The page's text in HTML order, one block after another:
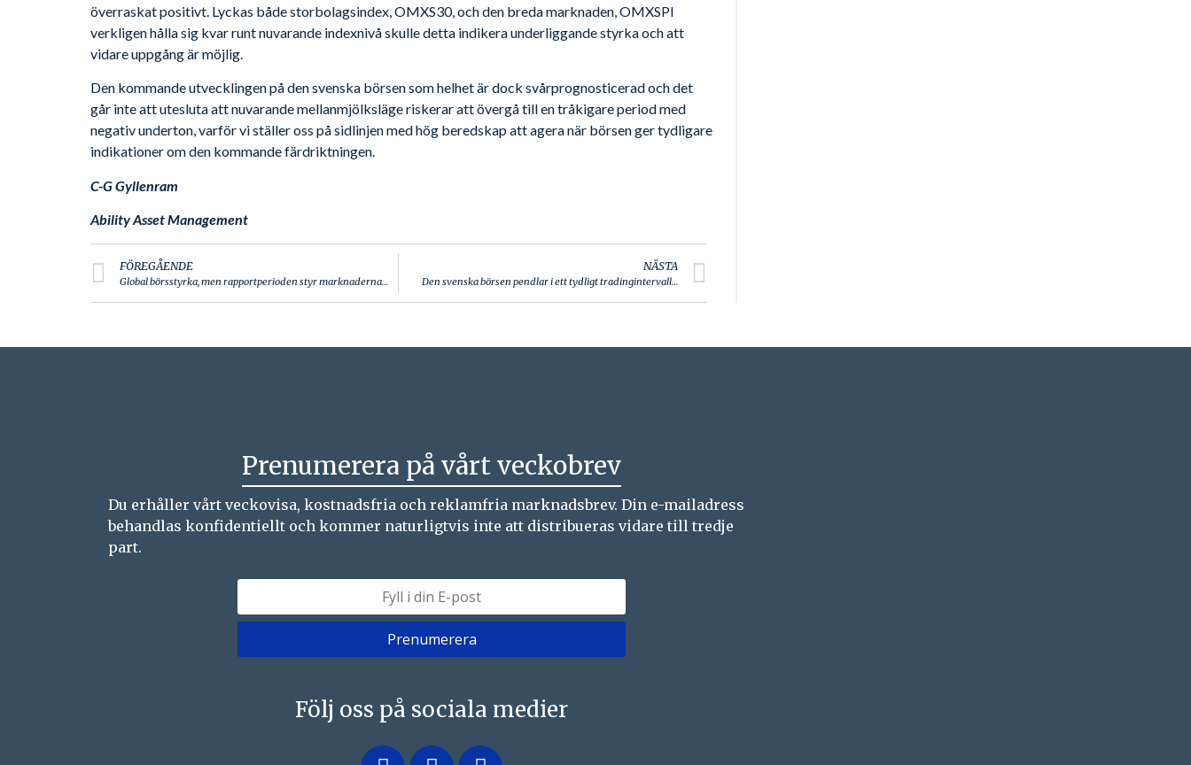
överraskat positivt. Lyckas både storbolagsindex, OMXS30, och den breda marknaden, OMXSPI
verkligen hålla sig kvar runt nuvarande indexnivå skulle detta indikera underliggande styrka och att
vidare uppgång är möjlig.
Den kommande utvecklingen på den svenska börsen som helhet är dock svårprognosticerad och det
går inte att utesluta att nuvarande mellanmjölksläge riskerar att övergå till en tråkigare period med
negativ underton, varför vi ställer oss på sidlinjen med hög beredskap att agera när börsen ger tydligare
indikationer om den kommande färdriktningen.
C-G Gyllenram
Ability Asset Management
FÖREGÅENDE
Global börsstyrka, men rapportperioden styr marknaderna…
NÄSTA
Den svenska börsen pendlar i ett tydligt tradingintervall…
Prenumerera på vårt veckobrev
Du erhåller vårt veckovisa, kostnadsfria och reklamfria marknadsbrev. Din e-mailadress
behandlas konfidentiellt och kommer naturligtvis inte att distribueras vidare till tredje
part.
Följ oss på sociala medier